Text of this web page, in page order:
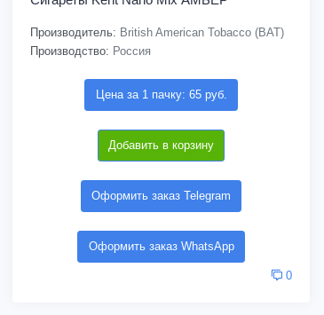
Производитель: British American Tobacco (BAT)
Производство: Россия
Цена за 1 пачку: 65 руб.
Добавить в корзину
Оформить заказ Telegram
Оформить заказ WhatsApp
0